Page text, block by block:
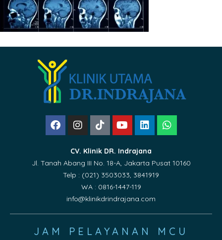
CV. Klinik DR. Indrajana
Jl. Tanah Abang III No. 18-A, Jakarta Pusat 10160
Telp : (021) 3503033, 3841919
WA : 0816-1447-119
info@klinikdrindrajana.com
JAM PELAYANAN MCU